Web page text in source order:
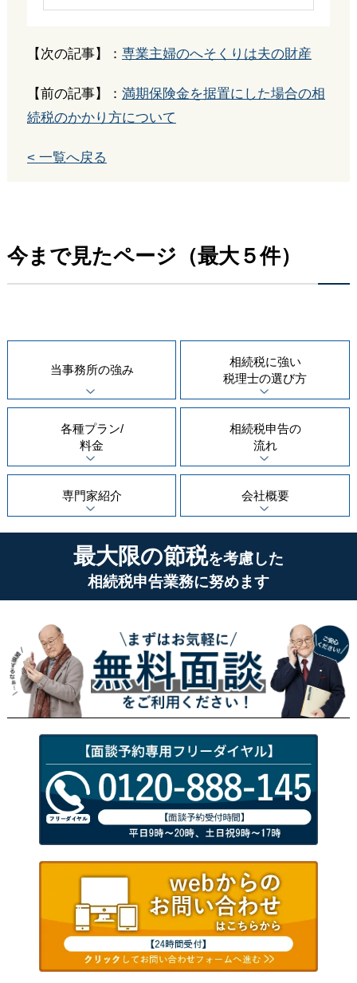
【次の記事】： 専業主婦のへそくりは夫の財産
【前の記事】： 満期保険金を据置にした場合の相
続税のかかり方について
< 一覧へ戻る
今まで見たページ（最大５件）
当事務所の強み
相続税に強い
税理士の選び方
各種プラン/
料金
相続税申告の
流れ
専門家紹介 会社概要
最大限の節税を考慮した
相続税申告業務に努めます